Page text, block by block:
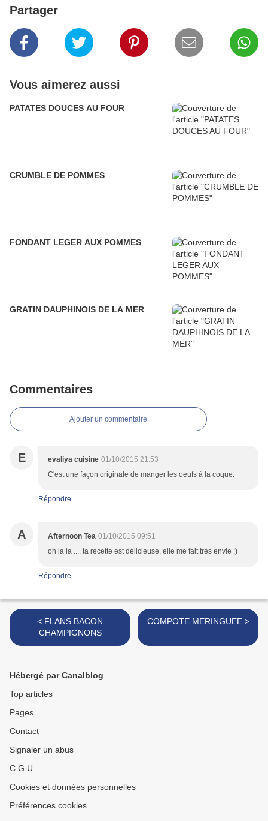
Partager
Vous aimerez aussi
PATATES DOUCES AU FOUR
CRUMBLE DE POMMES
FONDANT LEGER AUX POMMES
GRATIN DAUPHINOIS DE LA MER
Commentaires
Ajouter un commentaire
E evaliya cuisine 01/10/2015 21:53
C'est une façon originale de manger les oeufs à la coque.
Répondre
A Afternoon Tea 01/10/2015 09:51
oh la la .... ta recette est délicieuse, elle me fait très envie ;)
Répondre
< FLANS BACON
CHAMPIGNONS
COMPOTE MERINGUEE >
Hébergé par Canalblog
Top articles
Pages
Contact
Signaler un abus
C.G.U.
Cookies et données personnelles
Préférences cookies